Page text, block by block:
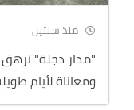
منذ سنتين
"مدار دجلة" ترهق
ومعاناة لأيام